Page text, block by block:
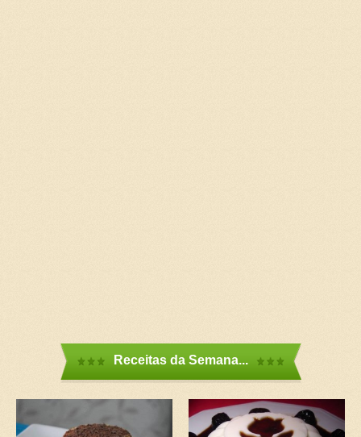
Receitas da Semana...